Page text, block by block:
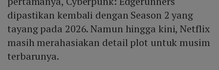
dipastikan kembali dengan Season 2 yang
tayang pada 2026. Namun hingga kini, Netflix
masih merahasiakan detail plot untuk musim
terbarunya.